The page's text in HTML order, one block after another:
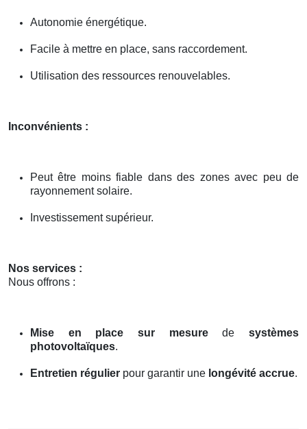
Autonomie énergétique.
Facile à mettre en place, sans raccordement.
Utilisation des ressources renouvelables.
Inconvénients :
Peut être moins fiable dans des zones avec peu de
rayonnement solaire.
Investissement supérieur.
Nos services :
Nous offrons :
Mise en place sur mesuredesystèmes
photovoltaïques.
Entretien régulier pour garantir une longévité accrue.